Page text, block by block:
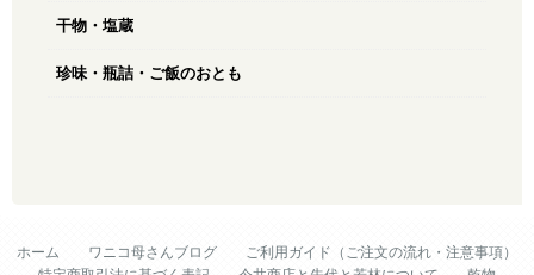
干物・塩蔵
珍味・瓶詰・ご飯のおとも
ホーム ワニコ母さんブログ
ご利用ガイド（ご注文の流れ・注意事項）